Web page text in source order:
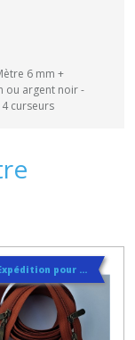
6 mm +
ou argent noir -
curseurs
Voir Info Expédition pour Régler les Frais de Port au Meilleur Prix , En haut d'ecran à Droite